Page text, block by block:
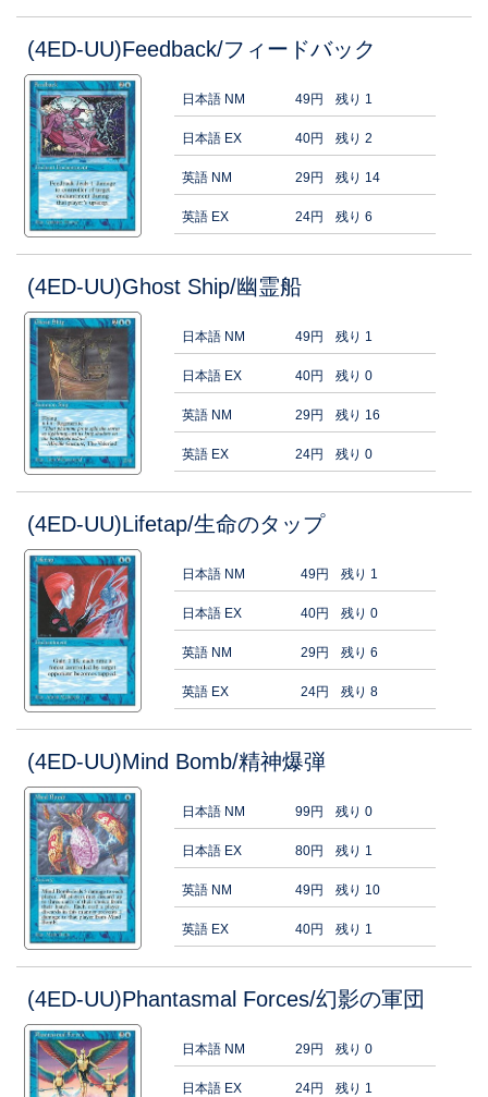
(4ED-UU)Feedback/フィードバック
日本語 NM 49円 残り 1
日本語 EX 40円 残り 2
英語 NM 29円 残り 14
英語 EX 24円 残り 6
(4ED-UU)Ghost Ship/幽霊船
日本語 NM 49円 残り 1
日本語 EX 40円 残り 0
英語 NM 29円 残り 16
英語 EX 24円 残り 0
(4ED-UU)Lifetap/生命のタップ
日本語 NM 49円 残り 1
日本語 EX 40円 残り 0
英語 NM 29円 残り 6
英語 EX 24円 残り 8
(4ED-UU)Mind Bomb/精神爆弾
日本語 NM 99円 残り 0
日本語 EX 80円 残り 1
英語 NM 49円 残り 10
英語 EX 40円 残り 1
(4ED-UU)Phantasmal Forces/幻影の軍団
日本語 NM 29円 残り 0
日本語 EX 24円 残り 1